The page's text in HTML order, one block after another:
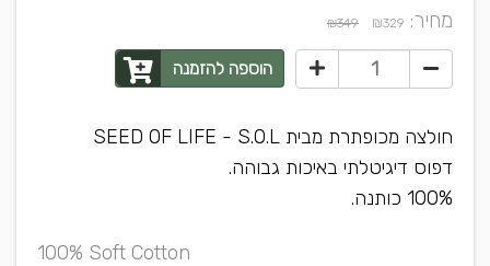
מחיר: ₪329
₪349
הוספה להזמנה
חולצה מכופתרת מבית SEED OF LIFE - S.O.L
דפוס דיגיטלתי באיכות גבוהה.
100% כותנה.
100% Soft Cotton